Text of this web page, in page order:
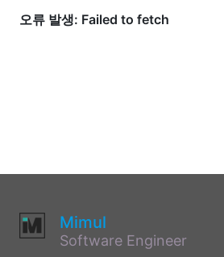
Mimul
Software Engineer